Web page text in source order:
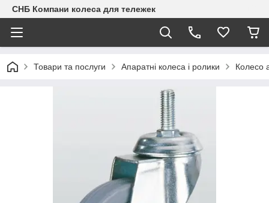
СНБ Компани колеса для тележек
Товари та послуги Апаратні колеса і ролики Колесо